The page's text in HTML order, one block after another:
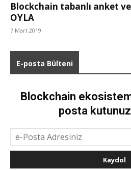
Blockchain tabanlı anket
OYLA
7 Mart 2019
E-posta Bülteni
Blockchain
posta